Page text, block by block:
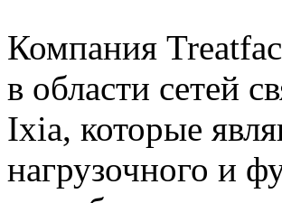
Компания
в области сетей
Ixia, которые
нагрузочного и